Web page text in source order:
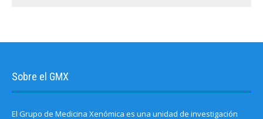
Sobre el GMX
El Grupo de Medicina Xenómica es una unidad de investigación